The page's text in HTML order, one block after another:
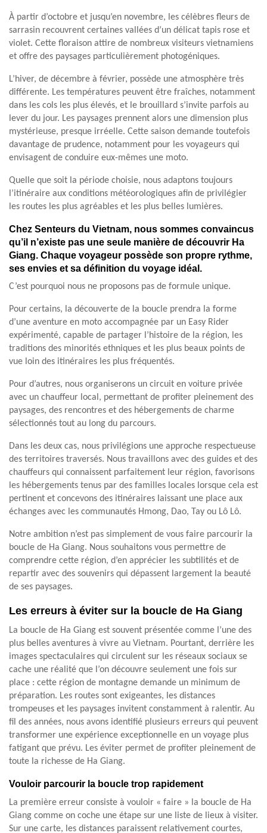
À partir d’octobre et jusqu’en novembre, les célèbres fleurs de
sarrasin recouvrent certaines vallées d’un délicat tapis rose et
violet. Cette floraison attire de nombreux visiteurs vietnamiens
et offre des paysages particulièrement photogéniques.
L’hiver, de décembre à février, possède une atmosphère très
différente. Les températures peuvent être fraîches, notamment
dans les cols les plus élevés, et le brouillard s’invite parfois au
lever du jour. Les paysages prennent alors une dimension plus
mystérieuse, presque irréelle. Cette saison demande toutefois
davantage de prudence, notamment pour les voyageurs qui
envisagent de conduire eux-mêmes une moto.
Quelle que soit la période choisie, nous adaptons toujours
l’itinéraire aux conditions météorologiques afin de privilégier
les routes les plus agréables et les plus belles lumières.
Chez Senteurs du Vietnam, nous sommes convaincus
qu’il n’existe pas une seule manière de découvrir Ha
Giang. Chaque voyageur possède son propre rythme,
ses envies et sa définition du voyage idéal.
C’est pourquoi nous ne proposons pas de formule unique.
Pour certains, la découverte de la boucle prendra la forme
d’une aventure en moto accompagnée par un Easy Rider
expérimenté, capable de partager l’histoire de la région, les
traditions des minorités ethniques et les plus beaux points de
vue loin des itinéraires les plus fréquentés.
Pour d’autres, nous organiserons un circuit en voiture privée
avec un chauffeur local, permettant de profiter pleinement des
paysages, des rencontres et des hébergements de charme
sélectionnés tout au long du parcours.
Dans les deux cas, nous privilégions une approche respectueuse
des territoires traversés. Nous travaillons avec des guides et des
chauffeurs qui connaissent parfaitement leur région, favorisons
les hébergements tenus par des familles locales lorsque cela est
pertinent et concevons des itinéraires laissant une place aux
échanges avec les communautés Hmong, Dao, Tay ou Lô Lô.
Notre ambition n’est pas simplement de vous faire parcourir la
boucle de Ha Giang. Nous souhaitons vous permettre de
comprendre cette région, d’en apprécier les subtilités et de
repartir avec des souvenirs qui dépassent largement la beauté
de ses paysages.
Les erreurs à éviter sur la boucle de Ha Giang
La boucle de Ha Giang est souvent présentée comme l’une des
plus belles aventures à vivre au Vietnam. Pourtant, derrière les
images spectaculaires qui circulent sur les réseaux sociaux se
cache une réalité que l’on découvre seulement une fois sur
place : cette région de montagne demande un minimum de
préparation. Les routes sont exigeantes, les distances
trompeuses et les paysages invitent constamment à ralentir. Au
fil des années, nous avons identifié plusieurs erreurs qui peuvent
transformer une expérience exceptionnelle en un voyage plus
fatigant que prévu. Les éviter permet de profiter pleinement de
toute la richesse de Ha Giang.
Vouloir parcourir la boucle trop rapidement
La première erreur consiste à vouloir « faire » la boucle de Ha
Giang comme on coche une étape sur une liste de lieux à visiter.
Sur une carte, les distances paraissent relativement courtes,